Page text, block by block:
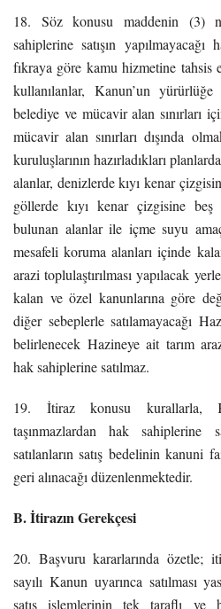
18. Söz konusu maddenin (3)
sahiplerine satışın
fıkraya göre kamu hizmetine
kullanılanlar, Kanun’un
belediye ve mücavir alan sınırları
mücavir alan sınırları dışında
kuruluşlarının hazırladıkları
alanlar, denizlerde kıyı kenar
göllerde kıyı kenar çizgisine
bulunan alanlar ile içme suyu
mesafeli koruma alanları içinde
arazi toplulaştırılması yapılacak
kalan ve özel kanunlarına göre
diğer sebeplerle satılamayacağı
belirlenecek Hazineye ait tarım
hak sahiplerine satılmaz.
19. İtiraz konusu kurallarla,
taşınmazlardan hak sahiplerine
satılanların satış bedelinin kanuni
geri alınacağı düzenlenmektedir.
B. İtirazın Gerekçesi
20. Başvuru kararlarında özetle;
sayılı Kanun uyarınca satılması
satış işlemlerinin tek taraflı ve